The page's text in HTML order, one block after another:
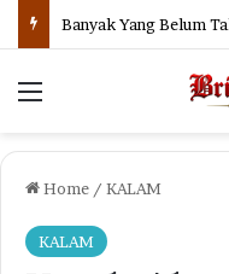
Menu
Home / KALAM
KALAM